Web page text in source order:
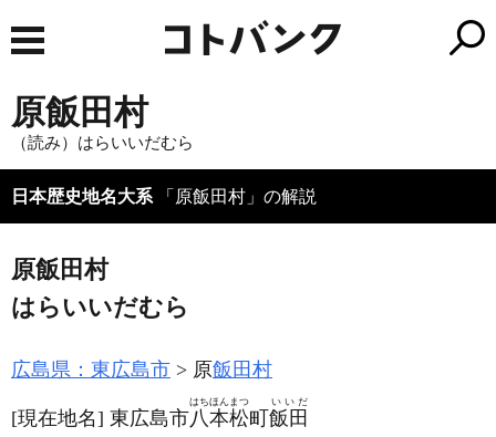
原飯田村
（読み）はらいいだむら
日本歴史地名大系 「原飯田村」の解説
原飯田村
はらいいだむら
広島県：東広島市 原飯田村
[現在地名] 東広島市八本松
はちほんまつ
町 飯田
いいだ